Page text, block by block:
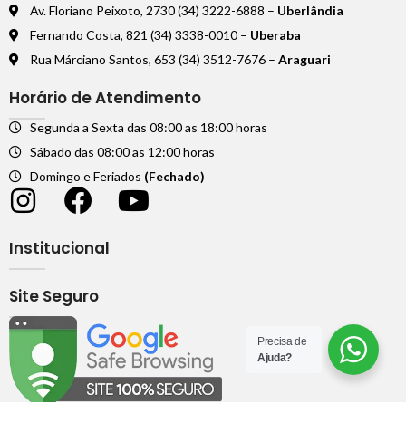
Av. Floriano Peixoto, 2730 (34) 3222-6888 – Uberlândia
Fernando Costa, 821 (34) 3338-0010 – Uberaba
Rua Márciano Santos, 653 (34) 3512-7676 – Araguari
Horário de Atendimento
Segunda a Sexta das 08:00 as 18:00 horas
Sábado das 08:00 as 12:00 horas
Domingo e Feriados (Fechado)
Institucional
Site Seguro
Precisa de
Ajuda?